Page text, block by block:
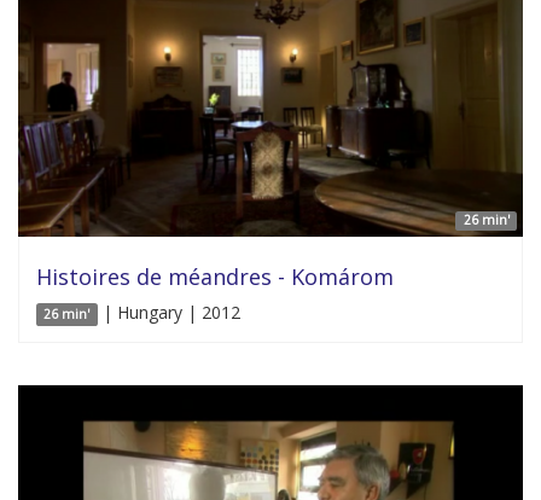
26 min'
Histoires de méandres - Komárom
26 min' | Hungary | 2012